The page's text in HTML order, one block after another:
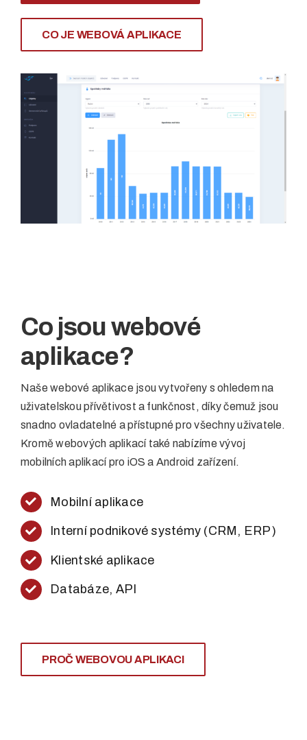
CO JE WEBOVÁ APLIKACE
Co jsou webové
aplikace?
Naše webové aplikace jsou vytvořeny s ohledem na
uživatelskou přívětivost a funkčnost, díky čemuž jsou
snadno ovladatelné a přístupné pro všechny uživatele.
Kromě webových aplikací také nabízíme vývoj
mobilních aplikací pro iOS a Android zařízení.
Mobilní aplikace
Interní podnikové systémy (CRM, ERP)
Klientské aplikace
Databáze, API
PROČ WEBOVOU APLIKACI